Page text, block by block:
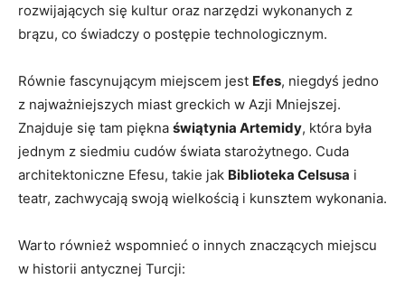
rozwijających się kultur oraz narzędzi wykonanych z
brązu, co świadczy o postępie technologicznym.
Równie fascynującym miejscem jest Efes, niegdyś jedno
z najważniejszych miast greckich w Azji Mniejszej.
Znajduje się tam piękna świątynia Artemidy, która była
jednym z siedmiu cudów świata starożytnego. Cuda
architektoniczne Efesu, takie jak Biblioteka Celsusa i
teatr, zachwycają swoją wielkością i kunsztem wykonania.
Warto również wspomnieć o innych znaczących miejscu
w historii antycznej Turcji: